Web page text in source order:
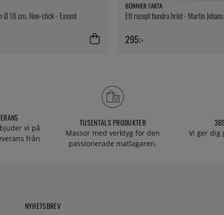
Ø 18 cm, Non-stick - Exxent
BONNIER FAKTA
Ett recept hundra bröd - Martin
295:-
vi på
från
TUSENTALS PRODUKTER
Massor med verktyg för den
passionerade matlagaren.
Vi ger dig
NYHETSBREV